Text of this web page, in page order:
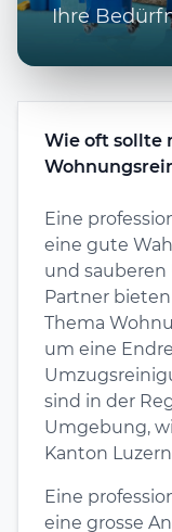
Ihre
Wie oft sollte
Eine
eine gute
und sauberen
Partner
Thema
um eine
sind in der
Umgebung,
Kanton
Eine
eine grosse